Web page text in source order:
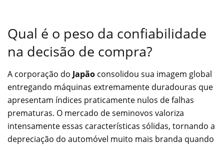
Qual é o peso da confiabilidade
na decisão de compra?
A corporação do Japão consolidou sua imagem global
entregando máquinas extremamente duradouras que
apresentam índices praticamente nulos de falhas
prematuras. O mercado de seminovos valoriza
intensamente essas características sólidas, tornando a
depreciação do automóvel muito mais branda quando